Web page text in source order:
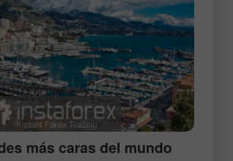
más caras del mundo